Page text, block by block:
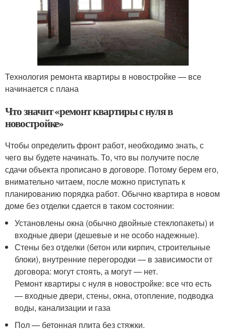
Технология ремонта квартиры в новостройке — все
начинается с плана
Что значит «ремонт квартиры с нуля в
новостройке»
Чтобы определить фронт работ, необходимо знать, с
чего вы будете начинать. То, что вы получите после
сдачи объекта прописано в договоре. Потому берем его,
внимательно читаем, после можно приступать к
планированию порядка работ. Обычно квартира в новом
доме без отделки сдается в таком состоянии:
Установлены окна (обычно двойные стеклопакеты) и
входные двери (дешевые и не особо надежные).
Стены без отделки (бетон или кирпич, строительные
блоки), внутренние перегородки — в зависимости от
договора: могут стоять, а могут — нет.
Ремонт квартиры с нуля в новостройке: все что есть
— входные двери, стены, окна, отопление, подводка
воды, канализации и газа
Пол — бетонная плита без стяжки.